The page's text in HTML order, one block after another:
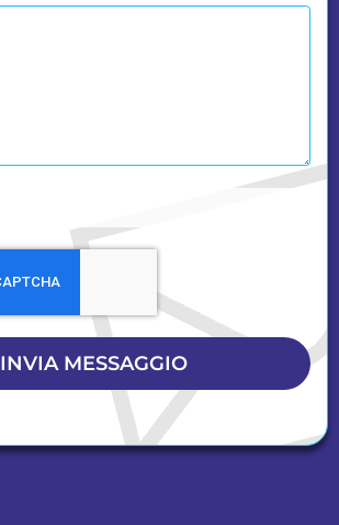
INVIA MESSAGGIO